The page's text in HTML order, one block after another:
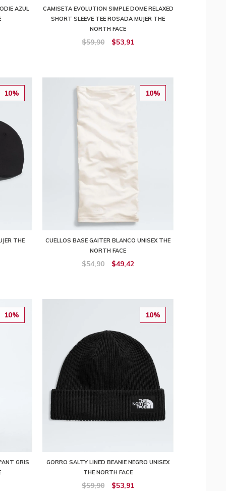
AZUL
CAMISETA EVOLUTION SIMPLE DOME RELAXED
SHORT SLEEVE TEE ROSADA MUJER THE
NORTH FACE
$59,90 $53,91
10%
THE
10%
CUELLOS BASE GAITER BLANCO UNISEX THE
NORTH FACE
$54,90 $49,42
10%
GRIS
10%
GORRO SALTY LINED BEANIE NEGRO UNISEX
THE NORTH FACE
$59,90 $53,91